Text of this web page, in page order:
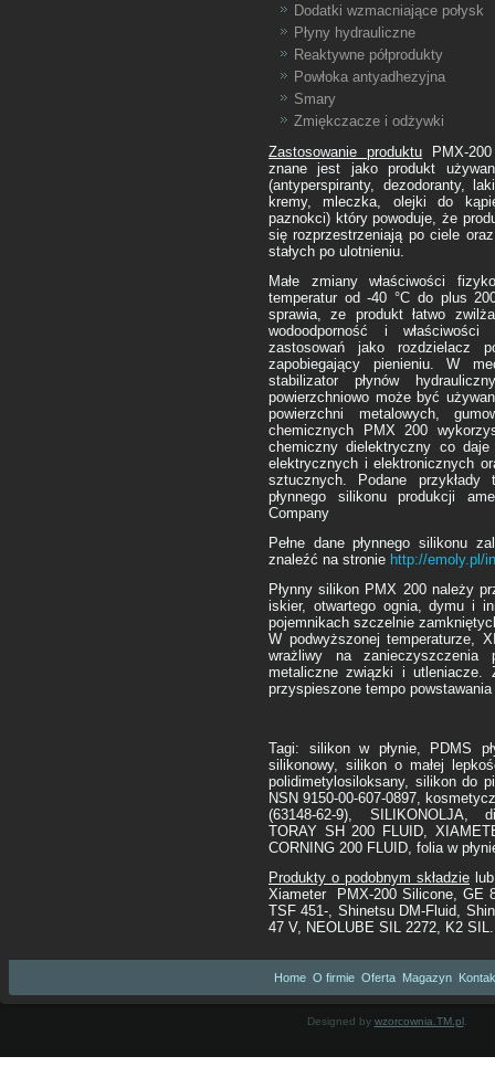
Dodatki wzmacniające połysk
Płyny hydrauliczne
Reaktywne półprodukty
Powłoka antyadhezyjna
Smary
Zmiękczacze i odżywki
Zastosowanie produktu PMX-
znane jest jako produkt
(antyperspiranty, dezodoranty,
kremy, mleczka, olejki do
paznokci) który powoduje, że
się rozprzestrzeniają po ciele
stałych po ulotnieniu.
Małe zmiany właściwości
temperatur od -40 °C do plus
sprawia, ze produkt łatwo
wodoodporność i
zastosowań jako rozdzielacz
zapobiegający pienieniu. W
stabilizator płynów
powierzchniowo może być
powierzchni metalowych,
chemicznych PMX 200
chemiczny dielektryczny co
elektrycznych i elektronicznych
sztucznych. Podane
płynnego silikonu produkcji
Company
Pełne dane płynnego silikonu
znaleźć na stronie http://emoly.pl/
Płynny silikon PMX 200 należy
iskier, otwartego ognia, dymu i
pojemnikach szczelnie
W podwyższonej temperaturze,
wrażliwy na
metaliczne związki i utleniacze.
przyspieszone tempo
Tagi: silikon w płynie, PDMS
silikonowy, silikon o małej
polidimetylosiloksany, silikon do
NSN 9150-00-607-0897,
(63148-62-9), SILIKONOLJA,
TORAY SH 200 FLUID,
CORNING 200 FLUID, folia w
Produkty o podobnym składzie
Xiameter PMX-200 Silicone, GE
TSF 451-, Shinetsu DM-Fluid,
47 V, NEOLUBE SIL 2272, K2 SIL.
Home O firmie Oferta Magazyn
Designed by wzorcownia.TM.pl.